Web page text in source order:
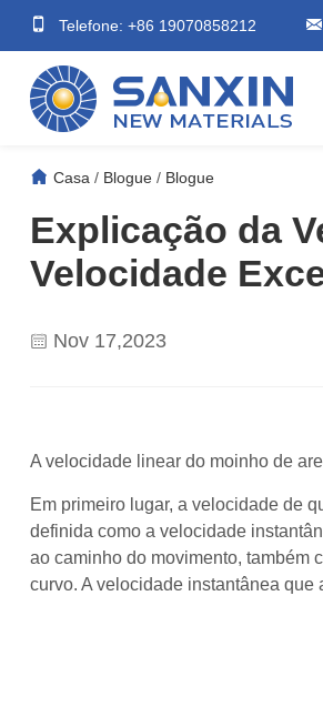
Telefone: +86 19070858212
Casa / Blogue/ Blogue
Explicação da
Velocidade
Nov 17,2023
A velocidade linear do moinho de
Em primeiro lugar, a velocidade de
definida como a velocidade
ao caminho do movimento, também
curvo. A velocidade instantânea